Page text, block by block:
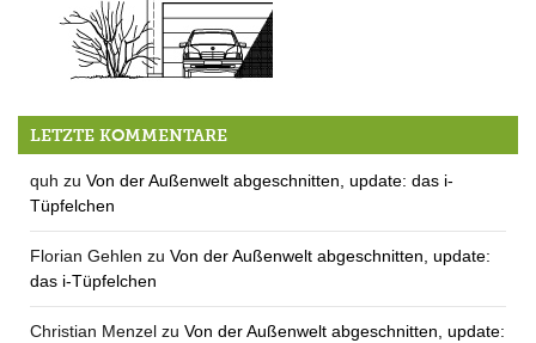
Schnelle Reaktion
LETZTE KOMMENTARE
quh zu Von der Außenwelt abgeschnitten, update: das i-
Tüpfelchen
Florian Gehlen zu Von der Außenwelt abgeschnitten, update:
das i-Tüpfelchen
Christian Menzel zu Von der Außenwelt abgeschnitten, update: